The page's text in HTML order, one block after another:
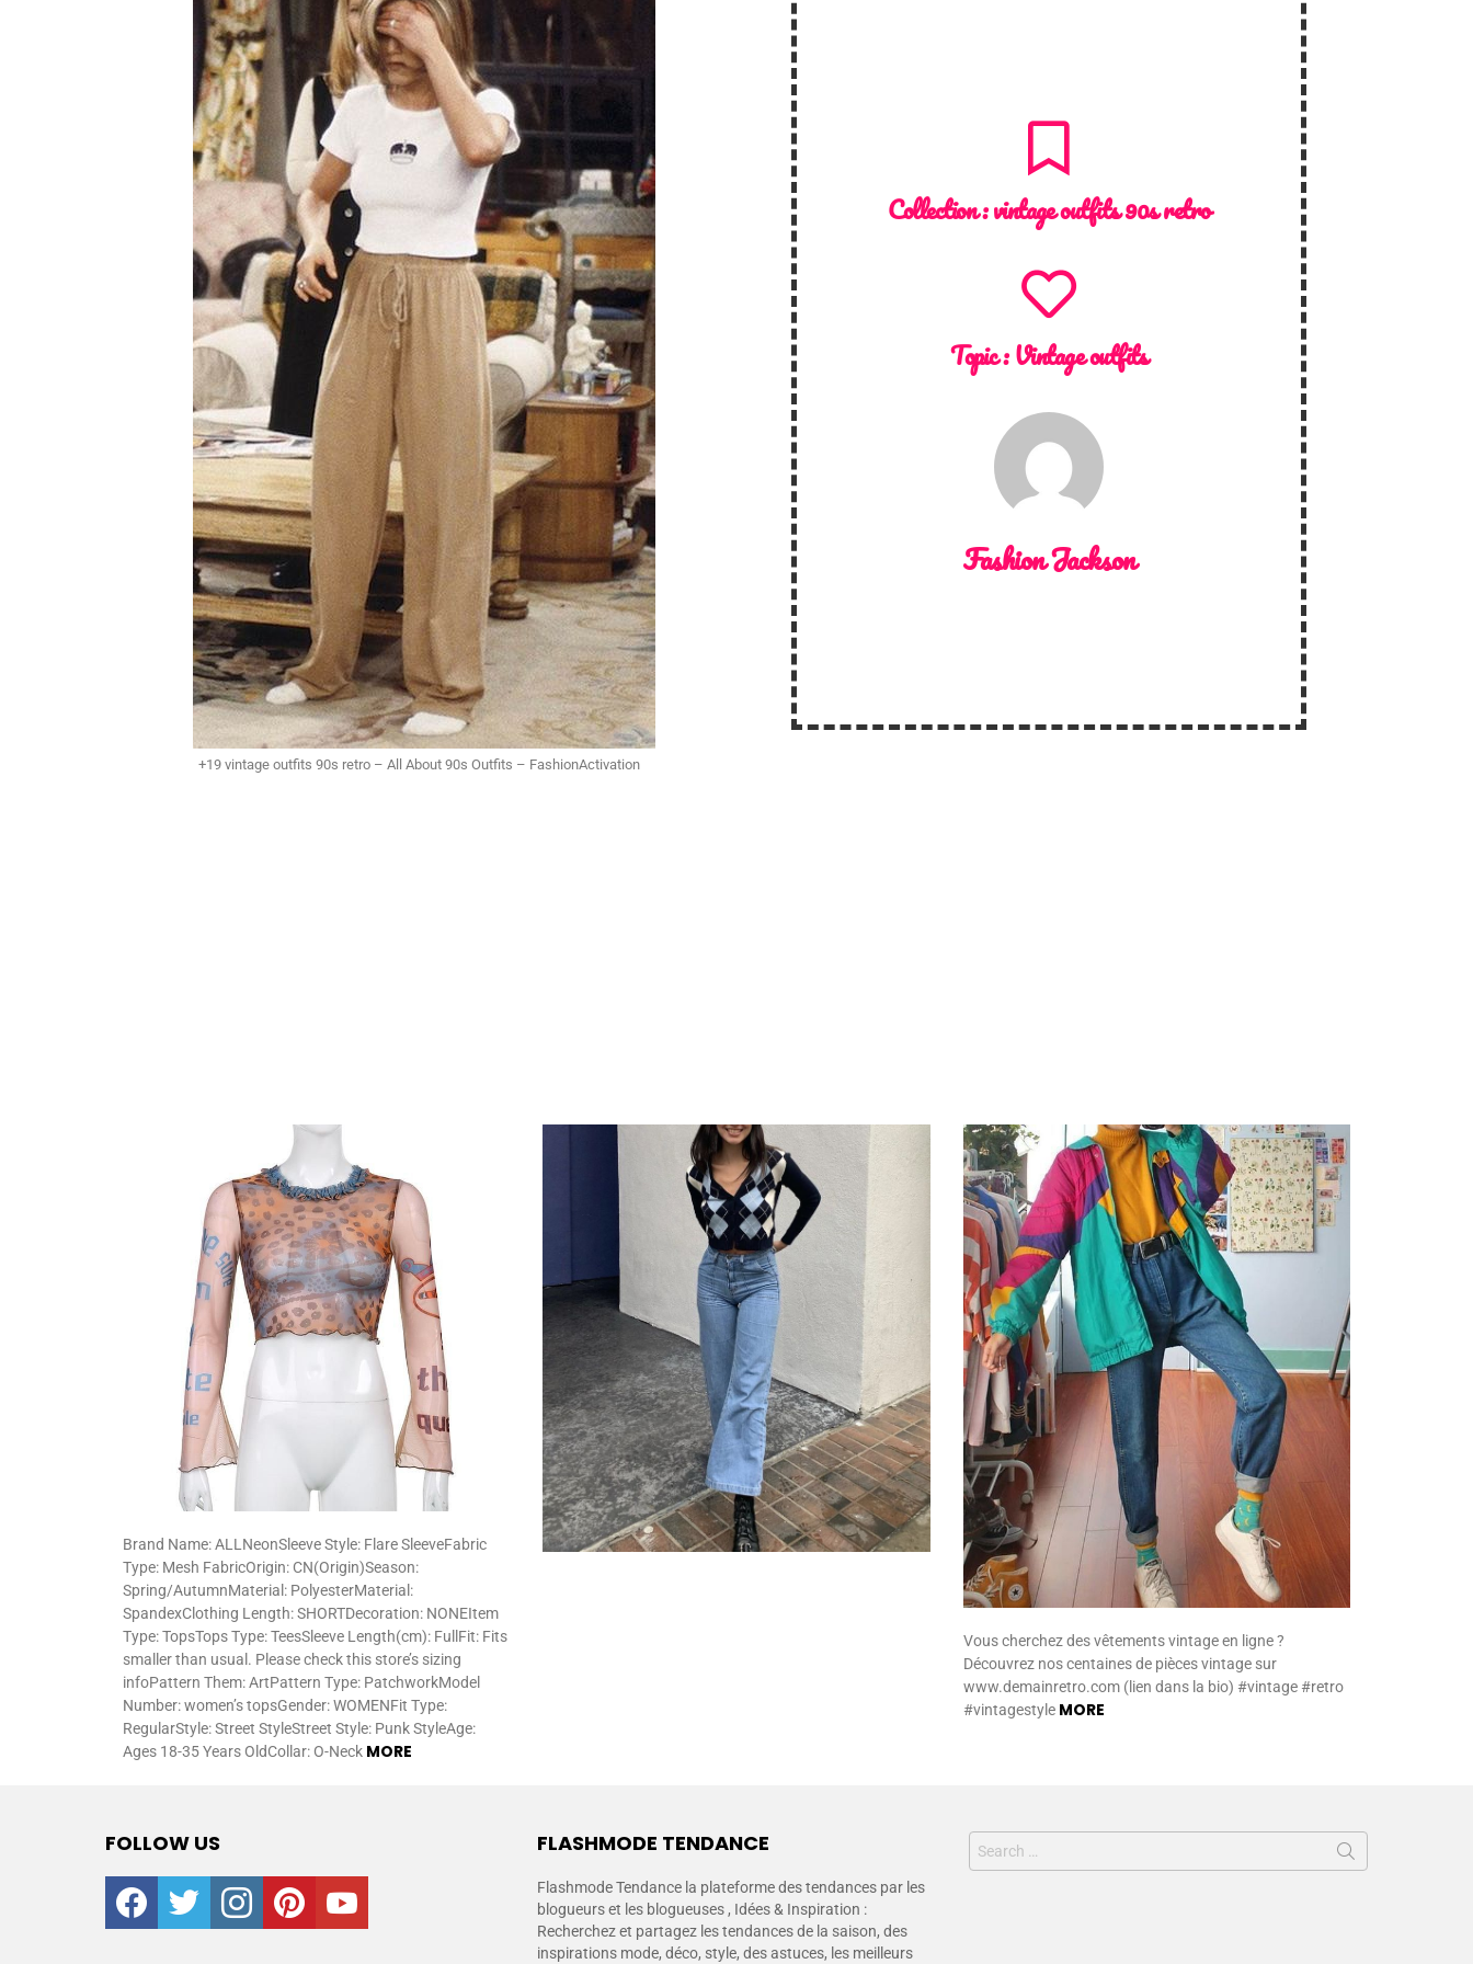
+19 vintage outfits 90s retro – All About 90s Outfits – FashionActivation
Collection :vintage outfits 90s retro
Topic :Vintage outfits
Fashion Jackson
Brand Name: ALLNeonSleeve Style: Flare SleeveFabric
Type: Mesh FabricOrigin: CN(Origin)Season:
Spring/AutumnMaterial: PolyesterMaterial:
SpandexClothing Length: SHORTDecoration: NONEItem
Type: TopsTops Type: TeesSleeve Length(cm): FullFit: Fits
smaller than usual. Please check this store’s sizing
infoPattern Them: ArtPattern Type: PatchworkModel
Number: women’s topsGender: WOMENFit Type:
RegularStyle: Street StyleStreet Style: Punk StyleAge:
Ages 18-35 Years OldCollar: O-Neck MORE
Vous cherchez des vêtements vintage en ligne ?
Découvrez nos centaines de pièces vintage sur
www.demainretro.com (lien dans la bio) #vintage #retro
#vintagestyle MORE
FOLLOW US
facebooktwitter instagrampinterestyoutube
FLASHMODE TENDANCE
Flashmode Tendance la plateforme des tendances par les
blogueurs et les blogueuses , Idées & Inspiration :
Recherchez et partagez les tendances de la saison, des
inspirations mode, déco, style, des astuces, les meilleurs